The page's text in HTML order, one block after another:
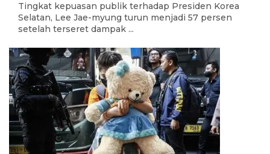
Tingkat kepuasan publik terhadap Presiden Korea
Selatan, Lee Jae-myung turun menjadi 57 persen
setelah terseret dampak ...